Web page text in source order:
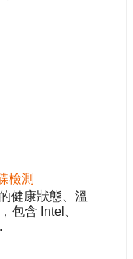
檢測
健康狀態、溫
包含 Intel、